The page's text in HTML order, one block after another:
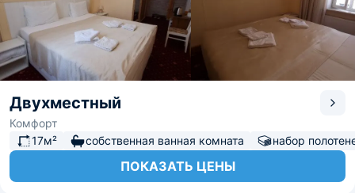
Двухместный
Комфорт
17м²
собственная ванная комната набор
ПОКАЗАТЬ ЦЕНЫ